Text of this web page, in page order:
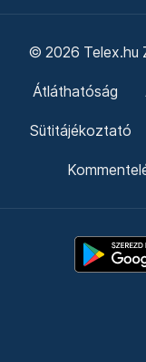
© 2026 Telex.hu
Átláthatóság
Sütitájékoztató